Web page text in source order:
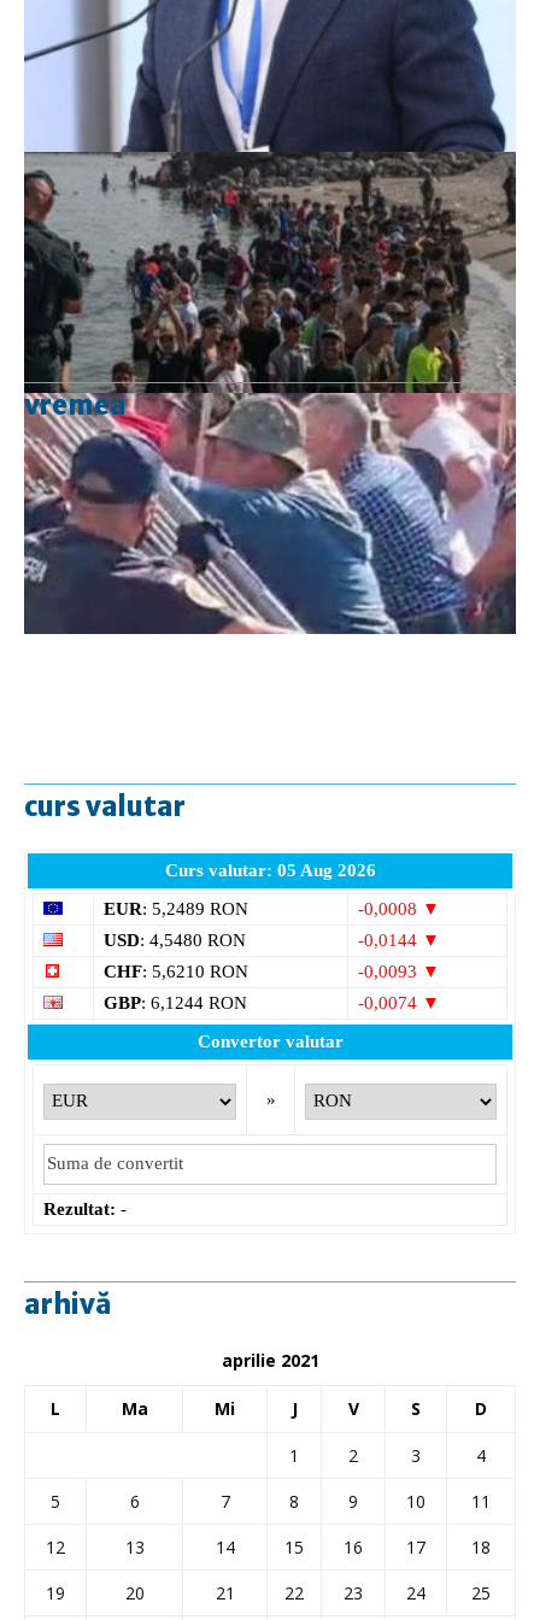
vremea
curs valutar
Curs valutar: 05 Aug 2026
EUR: 5,2489 RON
-0,0008 ▼
USD: 4,5480 RON
-0,0144 ▼
CHF: 5,6210 RON
-0,0093 ▼
GBP: 6,1244 RON
-0,0074 ▼
Convertor valutar
»
Rezultat: -
arhivă
aprilie 2021
L Ma Mi J V S D
1 2 3
4
5
6 7 8 9 10
11
12
13 14 15 16 17
18
19
20 21 22 23 24
25